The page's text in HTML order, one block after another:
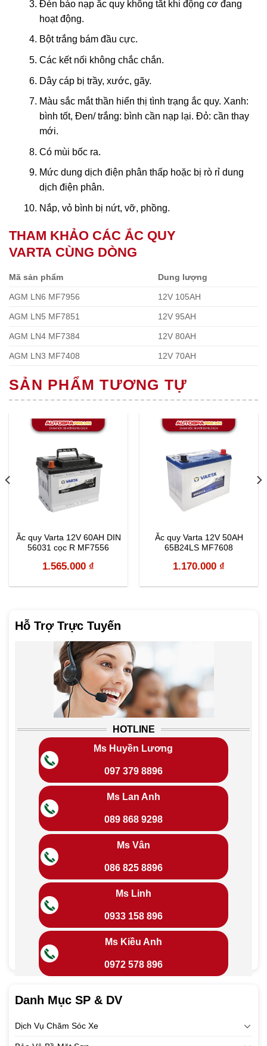
Hỗ Trợ Trực Tuyến
HOTLINE
Ms Huyền Lương
097 379 8896
Ms Lan Anh
089 868 9298
Ms Vân
086 825 8896
Ms Linh
0933 158 896
Ms Kiều Anh
0972 578 896
Danh Mục SP & DV
Dịch Vụ Chăm Sóc Xe
Đèn báo nạp ắc quy không tắt khi động cơ đang
hoạt động.
Bột trắng bám đầu cực.
Các kết nối không chắc chắn.
Dây cáp bị trầy, xước, gãy.
Màu sắc mắt thần hiển thị tình trạng ắc quy. Xanh:
bình tốt, Đen/ trắng: bình cần nạp lại. Đỏ: cần thay
mới.
Có mùi bốc ra.
Mức dung dịch điện phân thấp hoặc bị rò rỉ dung
dịch điện phân.
Nắp, vỏ bình bị nứt, vỡ, phồng.
THAM KHẢO CÁC ẮC QUY
VARTA CÙNG DÒNG
Mã sản phẩm Dung lượng
AGM LN6 MF7956 12V 105AH
AGM LN5 MF7851 12V 95AH
AGM LN4 MF7384 12V 80AH
AGM LN3 MF7408 12V 70AH
SẢN PHẨM TƯƠNG TỰ
Ắc quy Varta 12V 60AH DIN
56031 cọc R MF7556
1.565.000 ₫
Ắc quy Varta 12V 50AH
65B24LS MF7608
1.170.000 ₫